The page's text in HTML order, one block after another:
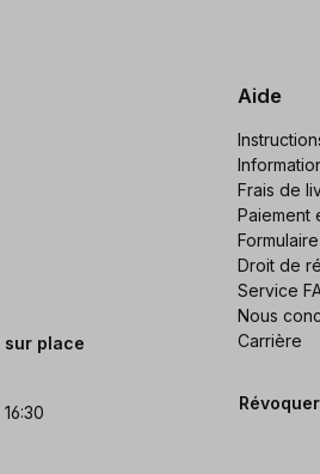
sur place
Aide
Frais de
Paiement
Droit de
Service
Nous
Carrière